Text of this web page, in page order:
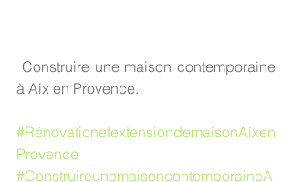
à Aix en Provence.
#RénovationetextensiondemaisonAixen
Provence
#ConstruireunemaisoncontemporaineA